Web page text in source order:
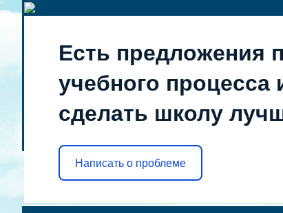
Есть предложения
учебного процесса
сделать школу
Написать о проблеме